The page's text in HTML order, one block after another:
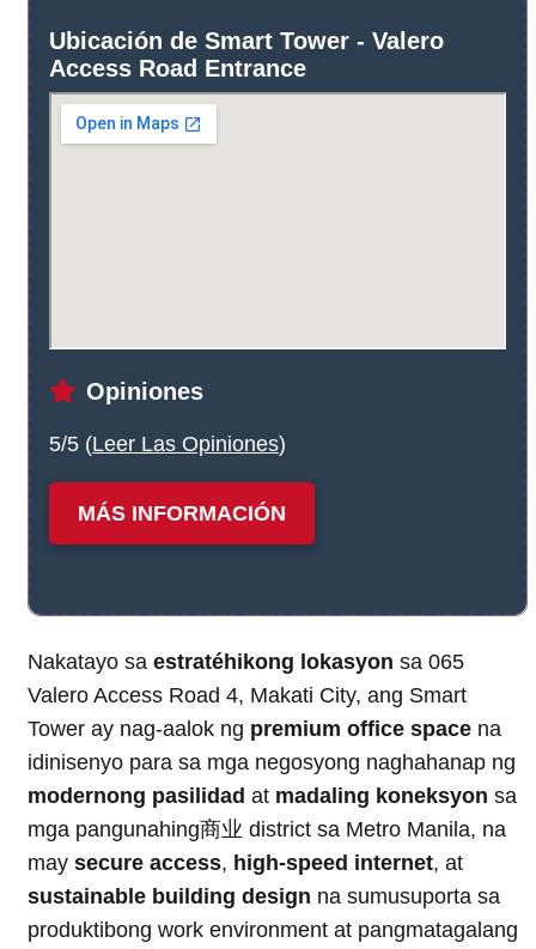
Ubicación de Smart Tower - Valero
Access Road Entrance
Opiniones
5/5 (Leer Las Opiniones)
MÁS INFORMACIÓN
Nakatayo sa estratéhikong lokasyon sa 065
Valero Access Road 4, Makati City, ang Smart
Tower ay nag-aalok ng premium office space na
idinisenyo para sa mga negosyong naghahanap ng
modernong pasilidad at madaling koneksyon sa
mga pangunahing商业 district sa Metro Manila, na
may secure access, high-speed internet, at
sustainable building design na sumusuporta sa
produktibong work environment at pangmatagalang